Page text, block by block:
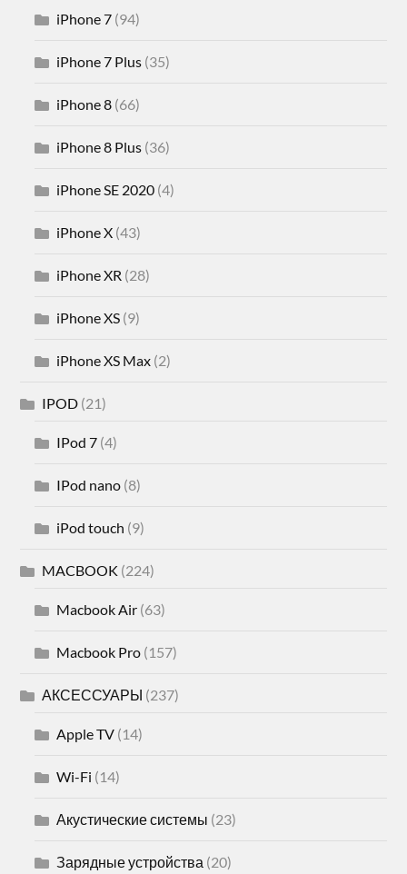
iPhone 7 (94)
iPhone 7 Plus (35)
iPhone 8 (66)
iPhone 8 Plus (36)
iPhone SE 2020 (4)
iPhone X (43)
iPhone XR (28)
iPhone XS (9)
iPhone XS Max (2)
IPOD (21)
IPod 7 (4)
IPod nano (8)
iPod touch (9)
MACBOOK (224)
Macbook Air (63)
Macbook Pro (157)
АКСЕССУАРЫ (237)
Apple TV (14)
Wi-Fi (14)
Акустические системы (23)
Зарядные устройства (20)